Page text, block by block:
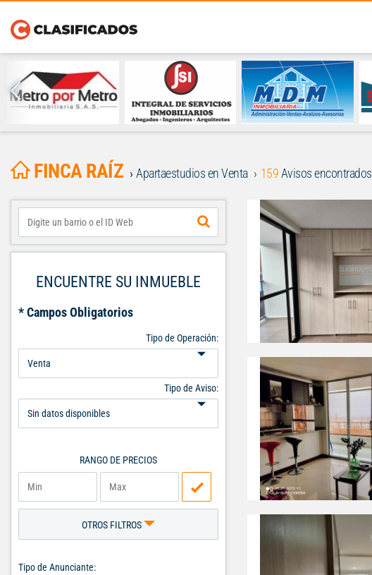
FINCA RAÍZ Apartaestudios en Venta 159Avisos encontrados
ENCUENTRE SU INMUEBLE
* Campos Obligatorios
Tipo de Operación:
Tipo de Aviso:
RANGO DE PRECIOS
OTROS FILTROS
Tipo de Anunciante: